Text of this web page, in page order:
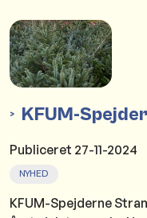
KFUM-
Publiceret 27-11-2024
NYHED
KFUM-Spejderne